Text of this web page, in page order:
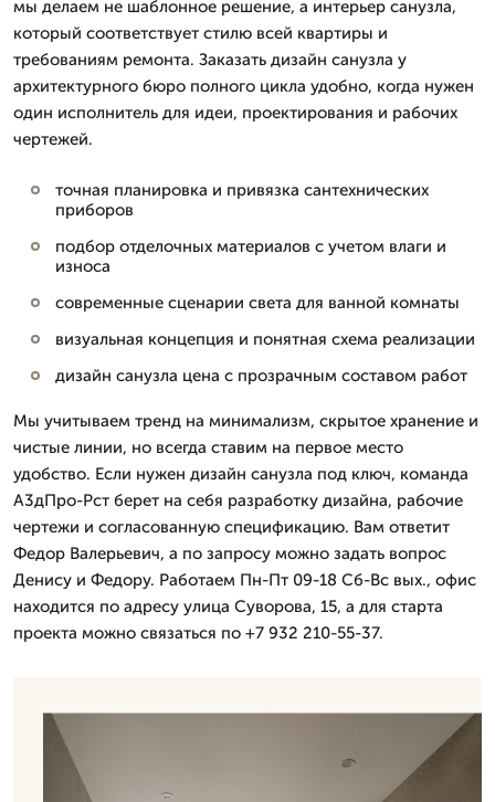
мы делаем не шаблонное решение, а интерьер санузла,
который соответствует стилю всей квартиры и
требованиям ремонта. Заказать дизайн санузла у
архитектурного бюро полного цикла удобно, когда нужен
один исполнитель для идеи, проектирования и рабочих
чертежей.
точная планировка и привязка сантехнических
приборов
подбор отделочных материалов с учетом влаги и
износа
современные сценарии света для ванной комнаты
визуальная концепция и понятная схема реализации
дизайн санузла цена с прозрачным составом работ
Мы учитываем тренд на минимализм, скрытое хранение и
чистые линии, но всегда ставим на первое место
удобство. Если нужен дизайн санузла под ключ, команда
А3дПро-Рст берет на себя разработку дизайна, рабочие
чертежи и согласованную спецификацию. Вам ответит
Федор Валерьевич, а по запросу можно задать вопрос
Денису и Федору. Работаем Пн-Пт 09-18 Сб-Вс вых., офис
находится по адресу улица Суворова, 15, а для старта
проекта можно связаться по +7 932 210-55-37.